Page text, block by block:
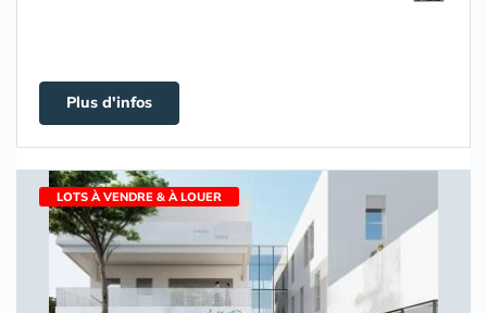
Plus d'infos
LOTS À VENDRE & À LOUER